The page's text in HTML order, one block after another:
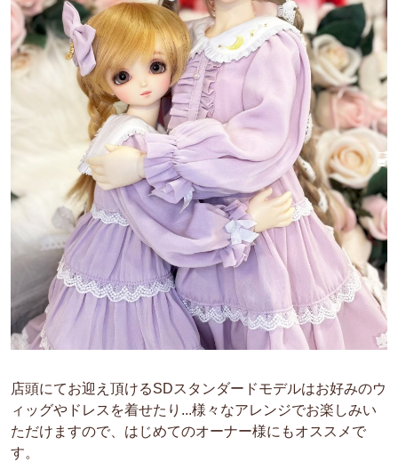
店頭にてお迎え頂けるSDスタンダードモデルはお好みのウ
ィッグやドレスを着せたり...様々なアレンジでお楽しみい
ただけますので、はじめてのオーナー様にもオススメで
す。